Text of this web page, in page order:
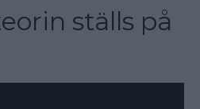
ställs på